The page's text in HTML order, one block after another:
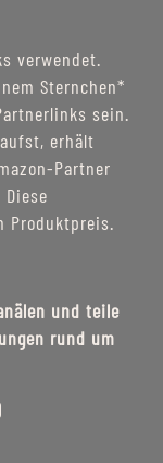
verwendet.
Sternchen*
sein.
erhält
Partner
Produktpreis.
und teile
rund um